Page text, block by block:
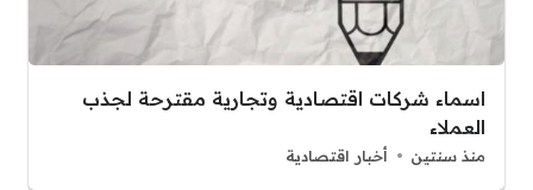
اسماء شركات اقتصادية وتجارية مقترحة لجذب
العملاء
منذ سنتين أخبار اقتصادية